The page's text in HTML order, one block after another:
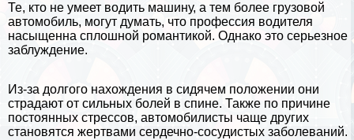
Те, кто не умеет водить машину, а тем более грузовой
автомобиль, могут думать, что профессия водителя
насыщенна сплошной романтикой. Однако это серьезное
заблуждение.
Из-за долгого нахождения в сидячем положении они
страдают от сильных болей в спине. Также по причине
постоянных стрессов, автомобилисты чаще других
становятся жертвами сердечно-сосудистых заболеваний.